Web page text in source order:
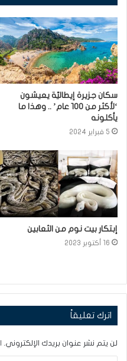
سكان جزيرة إيطاليّة يعيشون
‘لأكثر من 100 عام’ .. وهذا ما
يأكلونه
5 فبراير 2024
إبتكار بيت نوم من الثعابين
16 أكتوبر 2023
اترك تعليقاً
لن يتم نشر عنوان بريدك الإلكتروني.